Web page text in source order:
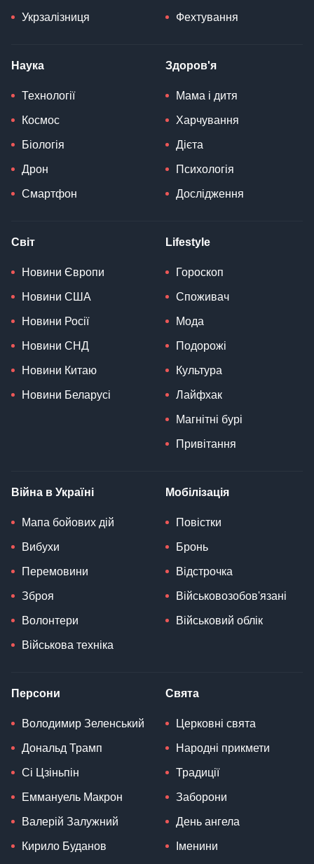
Укрзалізниця Фехтування
Наука
Технології
Космос
Біологія
Дрон
Смартфон
Здоров'я
Мама і дитя
Харчування
Дієта
Психологія
Дослідження
Світ
Новини Європи
Новини США
Новини Росії
Новини СНД
Новини Китаю
Новини Беларусі
Lifestyle
Гороскоп
Споживач
Мода
Подорожі
Культура
Лайфхак
Магнітні бурі
Привітання
Війна в Україні
Мапа бойових дій
Вибухи
Перемовини
Зброя
Волонтери
Військова техніка
Мобілізація
Повістки
Бронь
Відстрочка
Військовозобов'язані
Військовий облік
Персони
Володимир Зеленський
Дональд Трамп
Сі Цзіньпін
Еммануель Макрон
Валерій Залужний
Кирило Буданов
Свята
Церковні свята
Народні прикмети
Традиції
Заборони
День ангела
Іменини